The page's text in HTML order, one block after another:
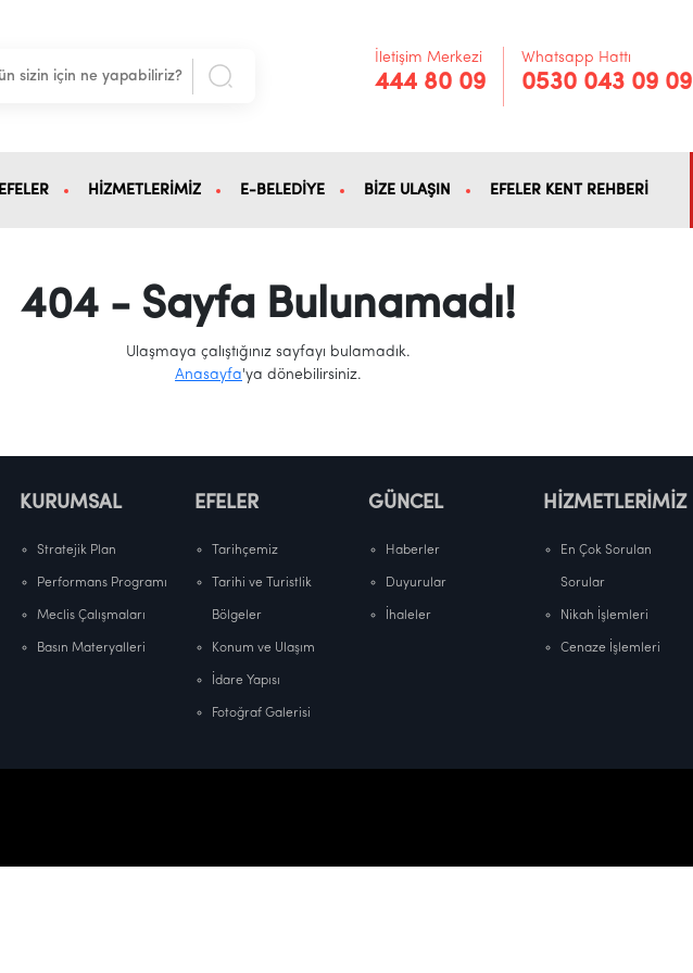
İletişim Merkezi
444 80 09
Whatsapp Hattı
0530 043 09 09
EFELER HİZMETLERİMİZ E-BELEDİYE BİZE ULAŞIN EFELER KENT REHBERİ
404 - Sayfa Bulunamadı!
Ulaşmaya çalıştığınız sayfayı bulamadık.
Anasayfa'ya dönebilirsiniz.
KURUMSAL
Stratejik Plan
Performans Programı
Meclis Çalışmaları
Basın Materyalleri
EFELER
Tarihçemiz
Tarihi ve Turistlik
Bölgeler
Konum ve Ulaşım
İdare Yapısı
Fotoğraf Galerisi
GÜNCEL
Haberler
Duyurular
İhaleler
HİZMETLERİMİZ
En Çok Sorulan
Sorular
Nikah İşlemleri
Cenaze İşlemleri